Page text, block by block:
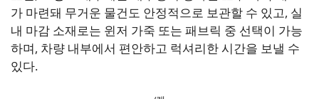
가 마련돼 무거운 물건도 안정적으로 보관할 수 있고, 실
내 마감 소재로는 윈저 가죽 또는 패브릭 중 선택이 가능
하며, 차량 내부에서 편안하고 럭셔리한 시간을 보낼 수
있다.